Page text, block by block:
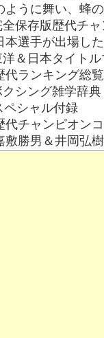
ように舞い、蜂
保存版歴代チ
選手が出場し
＆日本タイトル
ランキング総覧
シング雑学辞典
シャル付録
代チャンピオン
敷勝男＆井岡弘